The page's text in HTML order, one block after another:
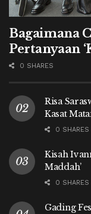
Bagaimana
Pertanyaan
0 SHARES
Risa
Kasat
0 SHARES
Kisah
Maddah’
0 SHARES
Gading